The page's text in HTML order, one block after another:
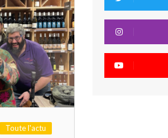
Toute l'actu